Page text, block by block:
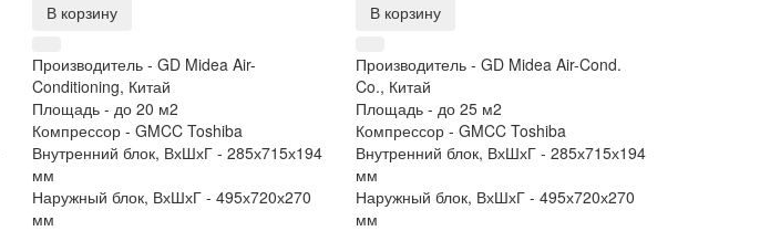
В корзину
Производитель - GD Midea Air-
Conditioning, Китай
Площадь - до 20 м2
Компрессор - GMCC Toshiba
Внутренний блок, ВхШхГ - 285х715х194
мм
Наружный блок, ВхШхГ - 495х720х270
мм
В корзину
Производитель -GD Midea Air-Cond.
Co., Китай
Площадь -до 25 м2
Компрессор -GMCC Toshiba
Внутренний блок, ВхШхГ -285х715х194
мм
Наружный блок, ВхШхГ -495х720х270
мм